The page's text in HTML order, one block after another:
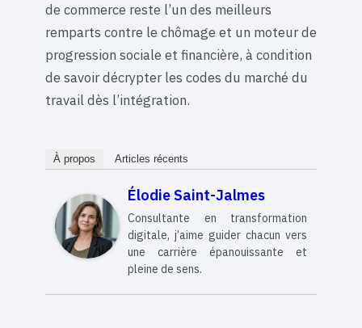
de commerce reste l’un des meilleurs
remparts contre le chômage et un moteur de
progression sociale et financière, à condition
de savoir décrypter les codes du marché du
travail dès l’intégration.
À propos Articles récents
Élodie Saint-Jalmes
Consultante en transformation
digitale, j’aime guider chacun vers
une carrière épanouissante et
pleine de sens.